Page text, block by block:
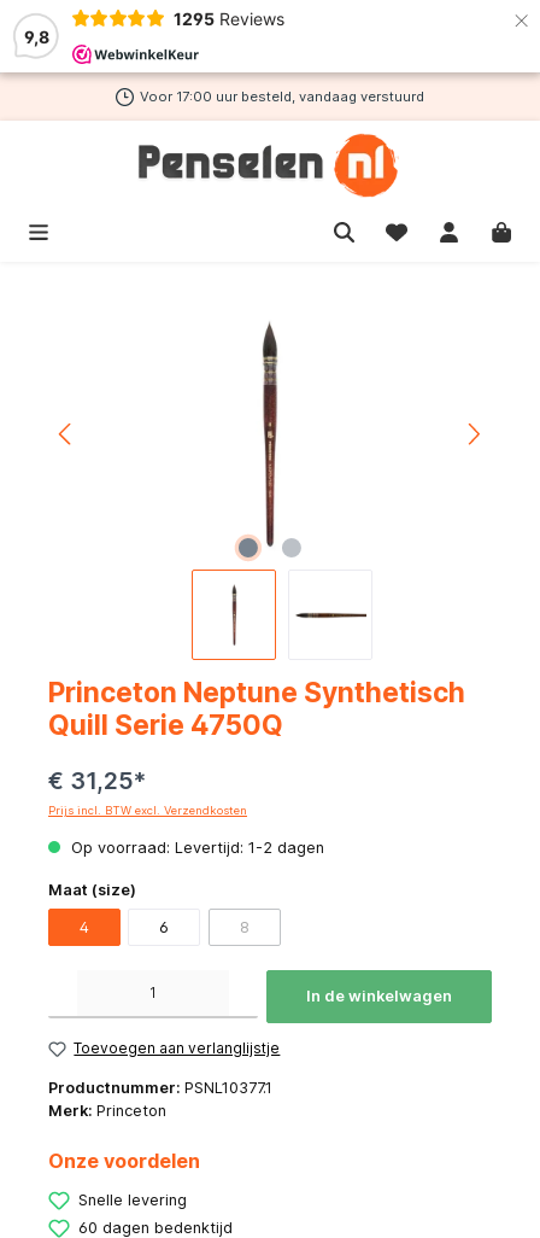
9,8
1295 Reviews ×
hoofdinhoud
Voor 17:00 uur besteld, vandaag verstuurd
Princeton Neptune Synthetisch
Quill Serie 4750Q
€ 31,25*
Prijs incl. BTW excl. Verzendkosten
Op voorraad: Levertijd: 1-2 dagen
Maat (size)
4 6 8
In de winkelwagen
Toevoegen aan verlanglijstje
Productnummer: PSNL10377.1
Merk: Princeton
Onze voordelen
Snelle levering
60 dagen bedenktijd